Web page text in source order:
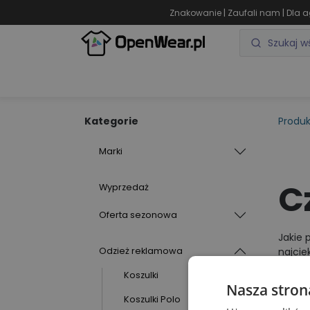
Znakowanie | Zaufali nam | Dla
Kategorie
Marki
Wyprzedaż
Oferta sezonowa
Odzież reklamowa
Koszulki
Koszulki Polo
Jakie
Nasza